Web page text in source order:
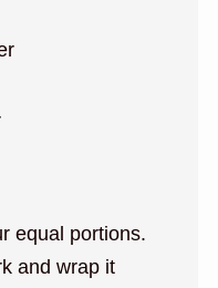
equal portions.
and wrap it